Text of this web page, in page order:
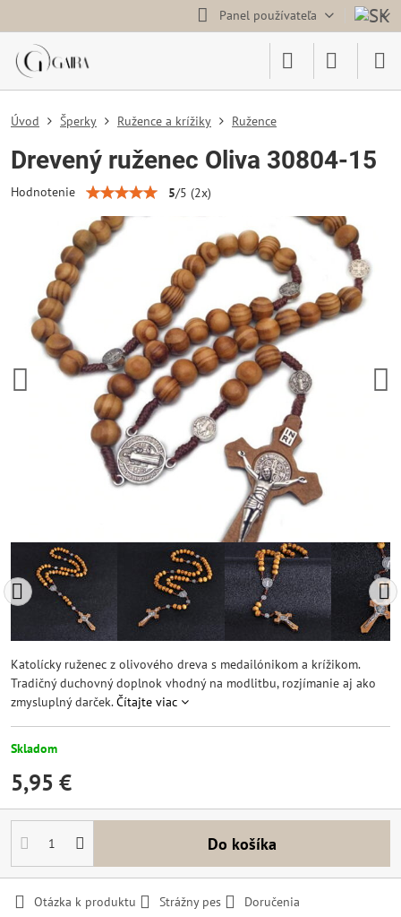
Panel používateľa
Úvod Šperky Ružence a krížiky Ružence
Drevený ruženec Oliva 30804-15
Hodnotenie 5/5 (2x)
Katolícky ruženec z olivového dreva s medailónikom a krížikom.
Tradičný duchovný doplnok vhodný na modlitbu, rozjímanie aj ako
zmysluplný darček.Čítajte viac
Skladom
5,95 €
Do košíka
Otázka k produktu Strážny pes
Doručenia